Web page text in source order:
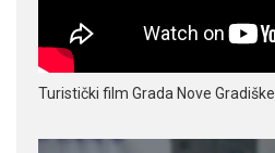
Turistički film Grada Nove Gradiške